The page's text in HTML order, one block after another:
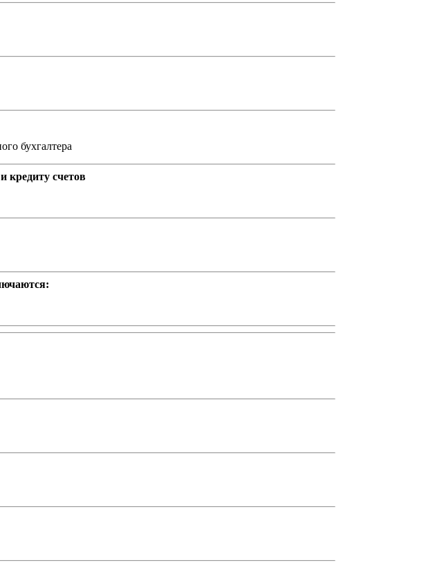
бухгалтера
кредиту счетов